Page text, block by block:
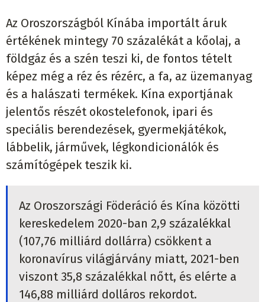
Az Oroszországból Kínába importált áruk
értékének mintegy 70 százalékát a kőolaj, a
földgáz és a szén teszi ki, de fontos tételt
képez még a réz és rézérc, a fa, az üzemanyag
és a halászati termékek. Kína exportjának
jelentős részét okostelefonok, ipari és
speciális berendezések, gyermekjátékok,
lábbelik, járművek, légkondicionálók és
számítógépek teszik ki.
Az Oroszországi Föderáció és Kína közötti
kereskedelem 2020-ban 2,9 százalékkal
(107,76 milliárd dollárra) csökkent a
koronavírus világjárvány miatt, 2021-ben
viszont 35,8 százalékkal nőtt, és elérte a
146,88 milliárd dolláros rekordot.